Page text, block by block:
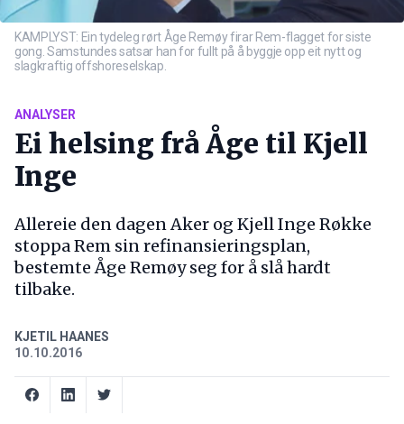
KAMPLYST: Ein tydeleg rørt Åge Remøy firar Rem-flagget for siste
gong. Samstundes satsar han for fullt på å byggje opp eit nytt og
slagkraftig offshoreselskap.
ANALYSER
Ei helsing frå Åge til Kjell
Inge
Allereie den dagen Aker og Kjell Inge Røkke
stoppa Rem sin refinansieringsplan,
bestemte Åge Remøy seg for å slå hardt
tilbake.
KJETIL HAANES
10.10.2016